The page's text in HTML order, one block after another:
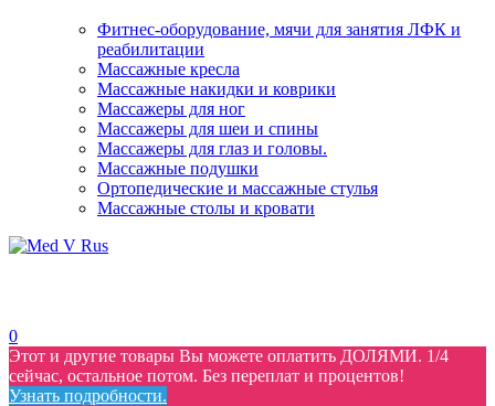
Фитнес-оборудование, мячи для занятия ЛФК и
реабилитации
Массажные кресла
Массажные накидки и коврики
Массажеры для ног
Массажеры для шеи и спины
Массажеры для глаз и головы.
Массажные подушки
Ортопедические и массажные стулья
Массажные столы и кровати
0
Этот и другие товары Вы можете оплатить ДОЛЯМИ. 1/4
сейчас, остальное потом. Без переплат и процентов!
Узнать подробности.